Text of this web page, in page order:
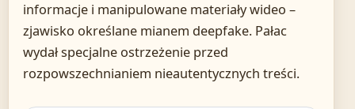
informacje i manipulowane materiały wideo –
zjawisko określane mianem deepfake. Pałac
wydał specjalne ostrzeżenie przed
rozpowszechnianiem nieautentycznych treści.